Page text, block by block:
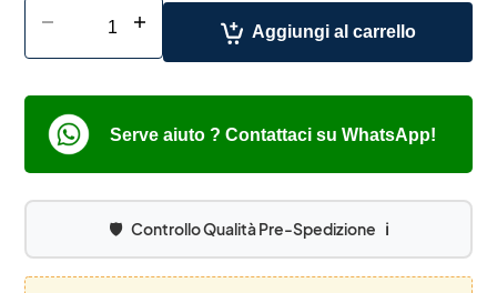
- + Aggiungi al carrello
Serve aiuto ? Contattaci su WhatsApp!
🛡️ Controllo Qualità Pre-Spedizione ℹ️